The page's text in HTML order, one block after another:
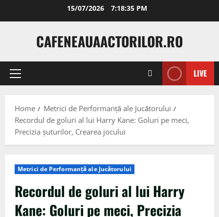
15/07/2026 7:18:36 PM
CAFENEAUAACTORILOR.RO
Primary
LIVE
Home
Metrici de Performanță ale Jucătorului
Recordul de goluri al lui Harry Kane: Goluri pe meci,
Precizia șuturilor, Crearea jocului
Metrici de Performanță ale Jucătorului
Recordul de goluri al lui Harry
Kane: Goluri pe meci, Precizia